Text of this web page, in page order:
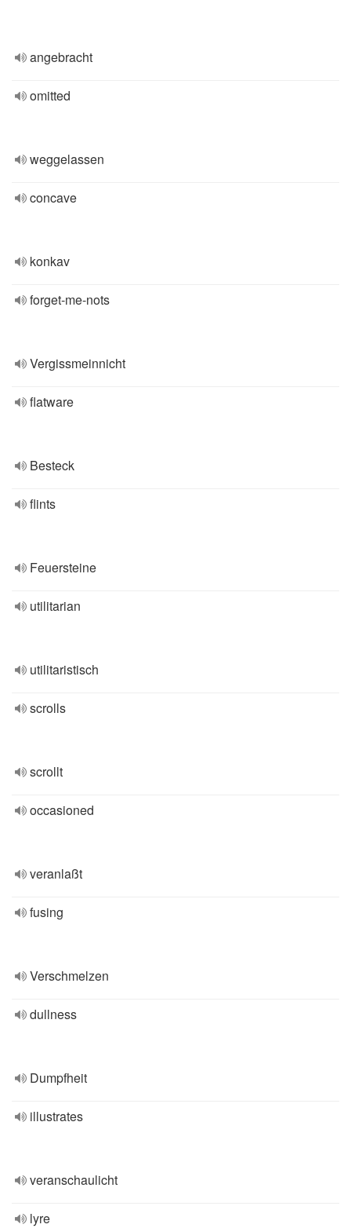
angebracht
omitted
weggelassen
concave
konkav
forget-me-nots
Vergissmeinnicht
flatware
Besteck
flints
Feuersteine
utilitarian
utilitaristisch
scrolls
scrollt
occasioned
veranlaßt
fusing
Verschmelzen
dullness
Dumpfheit
illustrates
veranschaulicht
lyre